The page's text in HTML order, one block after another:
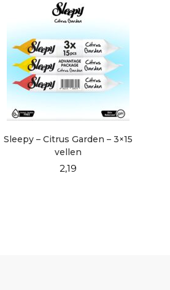
Sleepy – Citrus Garden – 3×15
vellen
2,19